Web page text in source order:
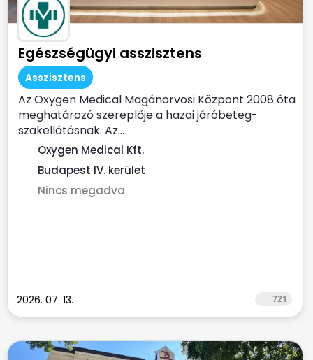
Egészségügyi asszisztens
Asszisztens
Az Oxygen Medical Magánorvosi Központ 2008 óta
meghatározó szereplője a hazai járóbeteg-
szakellátásnak. Az...
Oxygen Medical Kft.
Budapest IV. kerület
Nincs megadva
2026. 07. 13. 721